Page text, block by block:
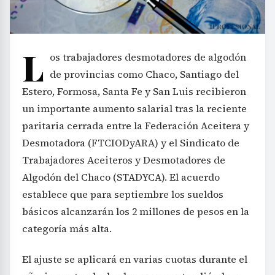
L os trabajadores desmotadores de algodón
de provincias como Chaco, Santiago del
Estero, Formosa, Santa Fe y San Luis recibieron
un importante aumento salarial tras la reciente
paritaria cerrada entre la Federación Aceitera y
Desmotadora (FTCIODyARA) y el Sindicato de
Trabajadores Aceiteros y Desmotadores de
Algodón del Chaco (STADYCA). El acuerdo
establece que para septiembre los sueldos
básicos alcanzarán los 2 millones de pesos en la
categoría más alta.
El ajuste se aplicará en varias cuotas durante el